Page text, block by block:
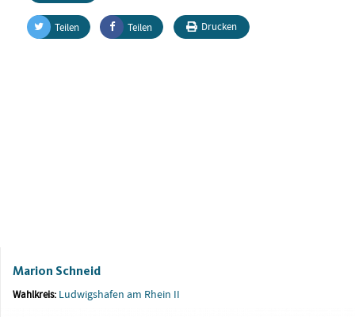
Teilen Teilen Drucken
Marion Schneid
Wahlkreis: Ludwigshafen am Rhein II